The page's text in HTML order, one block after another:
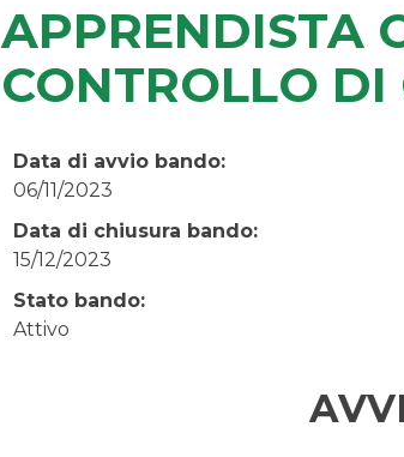
APPRENDISTA
CONTROLLO DI
Data di avvio bando:
06/11/2023
Data di chiusura bando:
15/12/2023
Stato bando:
Attivo